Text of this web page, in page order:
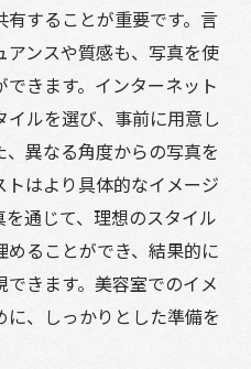
することが重要です。言
ンスや質感も、写真を使
きます。インターネット
ルを選び、事前に用意し
異なる角度からの写真を
はより具体的なイメージ
通じて、理想のスタイル
ることができ、結果的に
きます。美容室でのイメ
、しっかりとした準備を